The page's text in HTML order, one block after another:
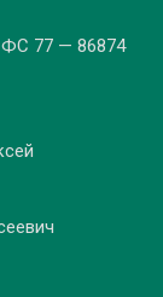
77 — 86874